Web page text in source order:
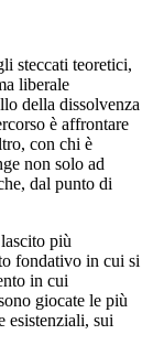
steccati teoretici,
liberale
della dissolvenza
è affrontare
con chi è
non solo ad
dal punto di
più
fondativo in cui si
in cui
giocate le più
esistenziali, sui